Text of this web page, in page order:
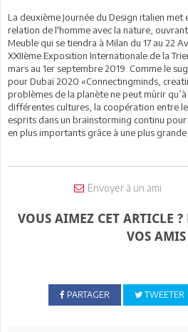
La deuxième Journée du Design italien
relation de l'homme avec la nature,
Meuble qui se tiendra à Milan du 17 au 22
XXIIème Exposition Internationale de la
mars au 1er septembre 2019. Comme le
pour Dubaï 2020 «Connectingminds,
problèmes de la planète ne peut mûrir
différentes cultures, la coopération entre
esprits dans un brainstorming continu
en plus importants grâce à une plus grande
Envoyer à un ami
VOUS AIMEZ CET ARTICLE ?
VOS AMIS
PARTAGER TWEETER